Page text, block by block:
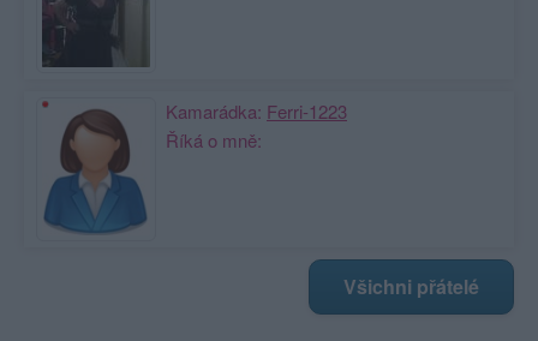
Kamarádka: Ferri-1223
Říká o mně:
Všichni přátelé